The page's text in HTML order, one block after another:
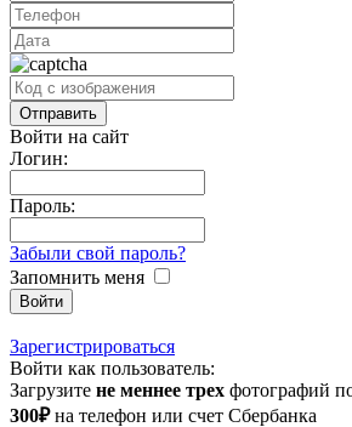
Войти на сайт
Логин:
Пароль:
Забыли свой пароль?
Запомнить меня
Зарегистрироваться
Войти как пользователь:
Загрузите не меннее трех фотографий
300₽на телефон или счет Сбербанка